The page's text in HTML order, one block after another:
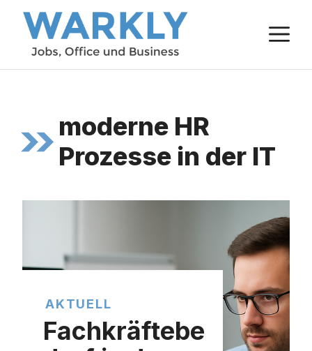
Zum
Inhalt
springen
moderne HR
Prozesse in der IT
AKTUELL
Fachkräftebe